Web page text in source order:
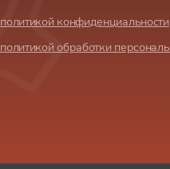
политикой конфиденциальности
политикой обработки